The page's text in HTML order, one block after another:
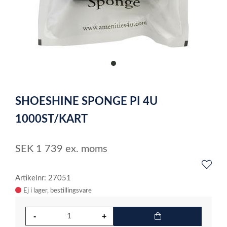
item
of
1
SHOESHINE SPONGE PI 4U
1000ST/KART
SEK 1 739 ex. moms
Artikelnr: 27051
Ej i lager